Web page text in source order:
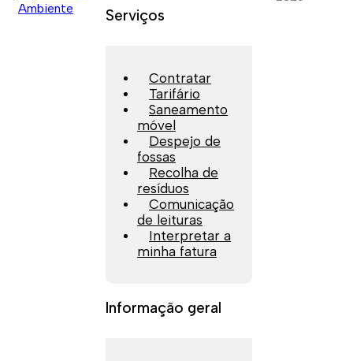
Serviços
Contratar
Tarifário
Saneamento
móvel
Despejo de
fossas
Recolha de
resíduos
Comunicação
de leituras
Interpretar a
minha fatura
Informação geral